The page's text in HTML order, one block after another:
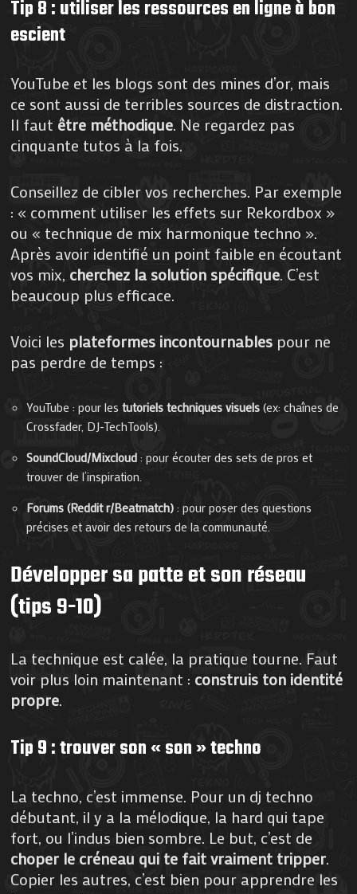
Tip 8 : utiliser les ressources en ligne à bon
escient
YouTube et les blogs sont des mines d’or, mais
ce sont aussi de terribles sources de distraction.
Il faut être méthodique. Ne regardez pas
cinquante tutos à la fois.
Conseillez de cibler vos recherches. Par exemple
: « comment utiliser les effets sur Rekordbox »
ou « technique de mix harmonique techno ».
Après avoir identifié un point faible en écoutant
vos mix, cherchez la solution spécifique. C’est
beaucoup plus efficace.
Voici les plateformes incontournables pour ne
pas perdre de temps :
YouTube : pour lestutoriels techniques visuels (ex: chaînes de
Crossfader, DJ-TechTools).
SoundCloud/Mixcloud : pour écouter des sets de pros et
trouver de l’inspiration.
Forums (Reddit r/Beatmatch) : pour poser des questions
précises et avoir des retours de la communauté.
Développer sa patte et son réseau
(tips 9-10)
La technique est calée, la pratique tourne. Faut
voir plus loin maintenant : construis ton identité
propre.
Tip 9 : trouver son « son » techno
La techno, c’est immense. Pour un dj techno
débutant, il y a la mélodique, la hard qui tape
fort, ou l’indus bien sombre. Le but, c’est de
choper le créneau qui te fait vraiment tripper.
Copier les autres, c’est bien pour apprendre les